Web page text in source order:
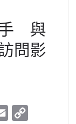
手 與
問影
E